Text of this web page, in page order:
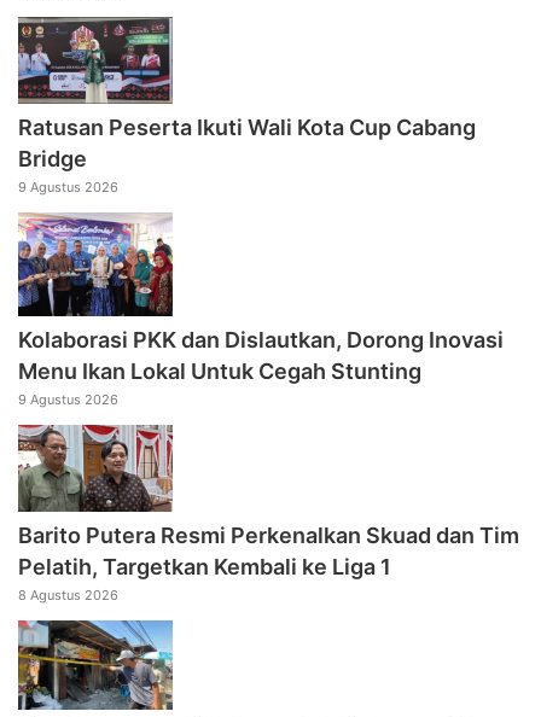
Ratusan Peserta Ikuti Wali Kota Cup Cabang
Bridge
9 Agustus 2026
Kolaborasi PKK dan Dislautkan, Dorong Inovasi
Menu Ikan Lokal Untuk Cegah Stunting
9 Agustus 2026
Barito Putera Resmi Perkenalkan Skuad dan Tim
Pelatih, Targetkan Kembali ke Liga 1
8 Agustus 2026